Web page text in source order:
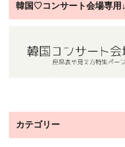
韓国♡コンサート会場専用↓
カテゴリー